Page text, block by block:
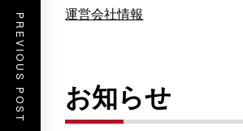
PREVIOUS POST
運営会社情報
お知らせ